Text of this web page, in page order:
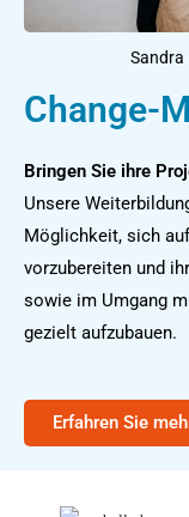
Sandra
Change-
Bringen Sie ihre
Unsere
Möglichkeit, sich
vorzubereiten und
sowie im Umgang
gezielt aufzubauen.
Erfahren Sie